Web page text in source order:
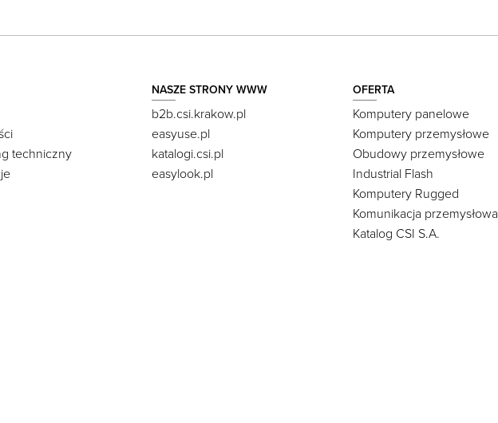
techniczny
NASZE STRONY WWW
b2b.csi.krakow.pl
easyuse.pl
katalogi.csi.pl
easylook.pl
OFERTA
Komputery panelowe
Komputery przemysłowe
Obudowy przemysłowe
Industrial Flash
Komputery Rugged
Komunikacja przemysłowa
Katalog CSI S.A.